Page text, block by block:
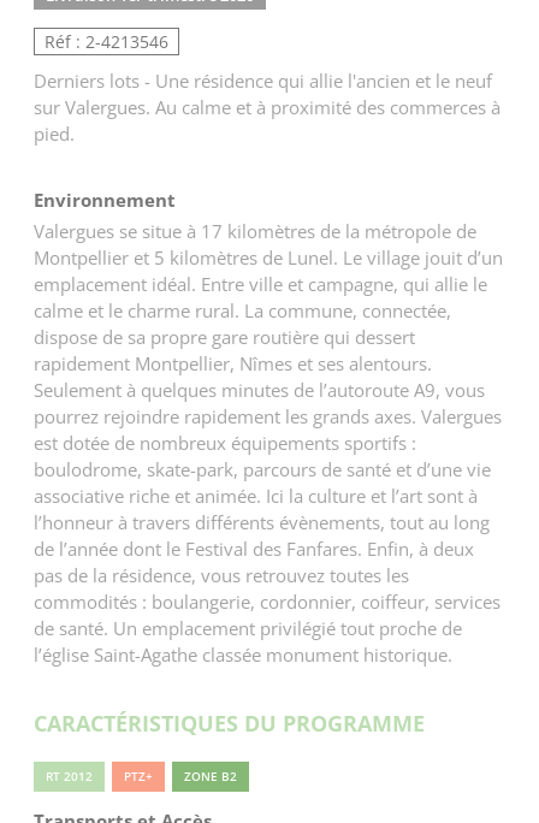
Réf : 2-4213546
Derniers lots - Une résidence qui allie l'ancien et le neuf
sur Valergues. Au calme et à proximité des commerces à
pied.
Environnement
Valergues se situe à 17 kilomètres de la métropole de
Montpellier et 5 kilomètres de Lunel. Le village jouit d’un
emplacement idéal. Entre ville et campagne, qui allie le
calme et le charme rural. La commune, connectée,
dispose de sa propre gare routière qui dessert
rapidement Montpellier, Nîmes et ses alentours.
Seulement à quelques minutes de l’autoroute A9, vous
pourrez rejoindre rapidement les grands axes. Valergues
est dotée de nombreux équipements sportifs :
boulodrome, skate-park, parcours de santé et d’une vie
associative riche et animée. Ici la culture et l’art sont à
l’honneur à travers différents évènements, tout au long
de l’année dont le Festival des Fanfares. Enfin, à deux
pas de la résidence, vous retrouvez toutes les
commodités : boulangerie, cordonnier, coiffeur, services
de santé. Un emplacement privilégié tout proche de
l’église Saint-Agathe classée monument historique.
CARACTÉRISTIQUES DU PROGRAMME
RT 2012 PTZ+ ZONE B2